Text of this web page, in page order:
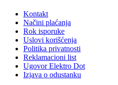
Kontakt
Načini plaćanja
Rok isporuke
Uslovi korišćenja
Politika privatnosti
Reklamacioni list
Ugovor Elektro Dot
Izjava o odustanku